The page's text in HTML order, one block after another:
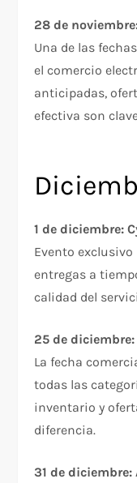
28 de
Una de las
el comercio
anticipadas,
efectiva son
1 de diciembre:
Evento
entregas a
calidad del
25 de
La fecha
todas las
inventario y
diferencia.
31 de diciembre: